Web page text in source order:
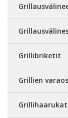
Grillibriketit
Grillien
Grillihaarukat